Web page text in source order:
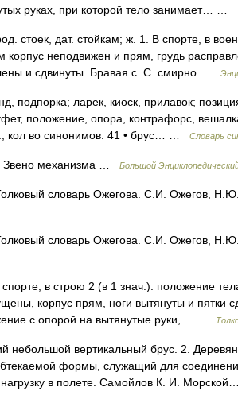
руках, при которой тело занимает… …
стоек, дат. стойкам; ж. 1. В спорте, в
корпус неподвижен и прям, грудь
и сдвинуты. Бравая с. С. смирно …
подпорка; ларек, киоск, прилавок;
положение, опора, контрафорс,
кол во синонимов: 41 • брус… …
Словарь
Звено механизма … Большой
словарь Ожегова. С.И. Ожегов,
словарь Ожегова. С.И. Ожегов,
в строю 2 (в 1 знач.): положение
корпус прям, ноги вытянуты и пятки
с опорой на вытянутые руки,… …
небольшой вертикальный брус. 2.
формы, служащий для
нагрузку в полете. Самойлов К. И.